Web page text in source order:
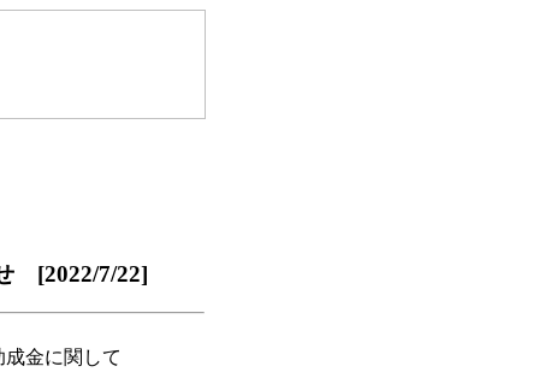
[2022/7/22]
金に関して